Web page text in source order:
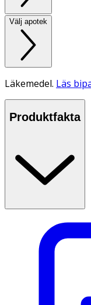
Välj apotek
Läkemedel. Läs
Produktfakta